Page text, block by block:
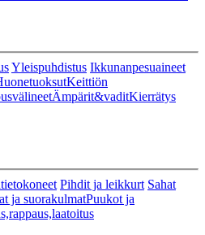
Yleispuhdistus Ikkunanpesuaineet
Keittiön
Ämpärit&vaditKierrätys
Pihdit ja leikkurt Sahat
ja suorakulmatPuukot ja